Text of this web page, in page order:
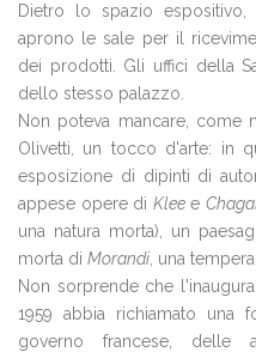
Dietro lo spazio
aprono le sale per il
dei prodotti. Gli uffici della
dello stesso palazzo.
Non poteva mancare, come
Olivetti, un tocco d'arte: in
esposizione di dipinti di
appese opere di Kleee
una natura morta), un
morta di Morandi , una
Non sorprende che
1959 abbia richiamato una
governo francese, delle